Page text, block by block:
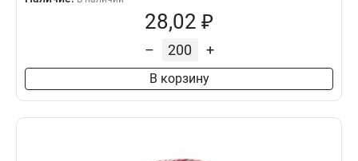
28,02 ₽
– +
В корзину